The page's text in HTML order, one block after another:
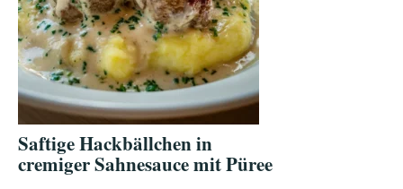
Saftige Hackbällchen in
cremiger Sahnesauce mit Püree